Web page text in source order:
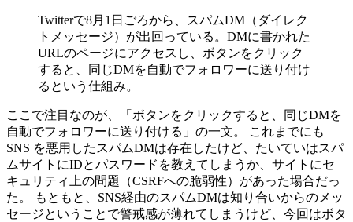
Twitterで8月1日ごろから、スパムDM（ダイレク
トメッセージ）が出回っている。DMに書かれた
URLのページにアクセスし、ボタンをクリック
すると、同じDMを自動でフォロワーに送り付け
るという仕組み。
ここで注目なのが、「ボタンをクリックすると、同じDMを
自動でフォロワーに送り付ける」の一文。 これまでにも
SNS を悪用したスパムDMは存在したけど、たいていはスパ
ムサイトにIDとパスワードを教えてしまうか、サイトにセ
キュリティ上の問題（CSRFへの脆弱性）があった場合だっ
た。 もともと、SNS経由のスパムDMは知り合いからのメッ
セージということで警戒感が薄れてしまうけど、今回はボタ